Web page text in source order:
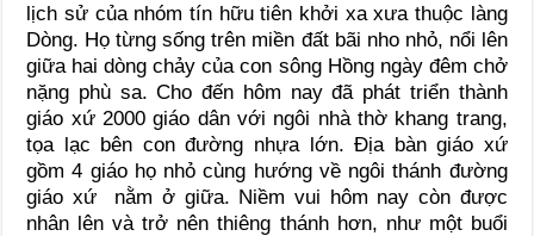
lịch sử của nhóm tín hữu tiên khởi xa xưa thuộc làng
Dòng. Họ từng sống trên miền đất bãi nho nhỏ, nổi lên
giữa hai dòng chảy của con sông Hồng ngày đêm chở
nặng phù sa. Cho đến hôm nay đã phát triển thành
giáo xứ 2000 giáo dân với ngôi nhà thờ khang trang,
tọa lạc bên con đường nhựa lớn. Địa bàn giáo xứ
gồm 4 giáo họ nhỏ cùng hướng về ngôi thánh đường
giáo xứ nằm ở giữa. Niềm vui hôm nay còn được
nhân lên và trở nên thiêng thánh hơn, như một buổi